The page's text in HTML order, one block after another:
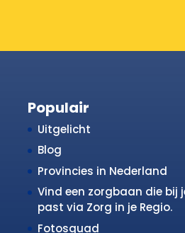
Populair
Uitgelicht
Blog
Provincies in Nederland
Vind een zorgbaan die bij
past via Zorg in je Regio.
Fotosquad